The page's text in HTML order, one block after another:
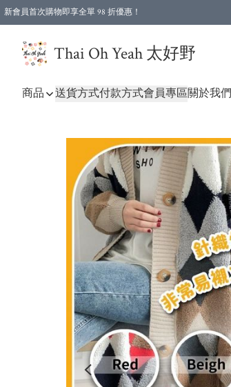
新會員首次購物即享全單 98 折優惠！
Thai Oh Yeah 太好野
商品 送貨方式付款方式會員專區關於我們